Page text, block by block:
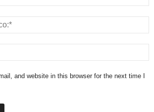
and website in this browser for the next time I